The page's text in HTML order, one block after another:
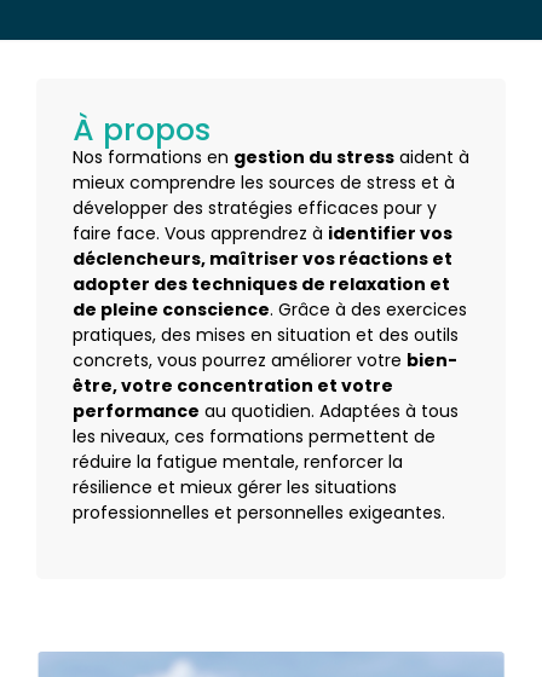
À propos
Nos formations en gestion du stress aident à
mieux comprendre les sources de stress et à
développer des stratégies efficaces pour y
faire face. Vous apprendrez à identifier vos
déclencheurs, maîtriser vos réactions et
adopter des techniques de relaxation et
de pleine conscience. Grâce à des exercices
pratiques, des mises en situation et des outils
concrets, vous pourrez améliorer votre bien-
être, votre concentration et votre
performance au quotidien. Adaptées à tous
les niveaux, ces formations permettent de
réduire la fatigue mentale, renforcer la
résilience et mieux gérer les situations
professionnelles et personnelles exigeantes.